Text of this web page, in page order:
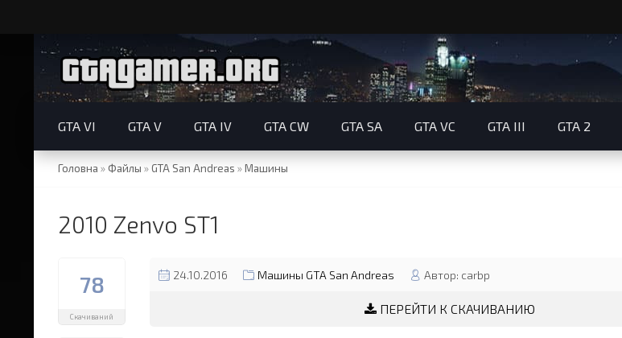
GTA VI GTA V GTA IV GTA CW GTA SA GTA VC GTA III GTA 2
Головна »Файлы »GTA San Andreas »Машины
2010 Zenvo ST1
78
Скачиваний
24.10.2016 Машины GTA San Andreas Автор: carbp
ПЕРЕЙТИ К СКАЧИВАНИЮ